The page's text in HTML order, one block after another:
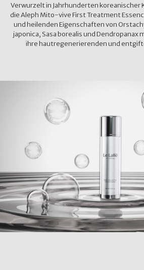
Verwurzelt in Jahrhunderten
die Aleph Mito-vive First Treatment
und heilenden Eigenschaften von
japonica, Sasa borealis und Dendropanax
ihre hautregenerierenden und